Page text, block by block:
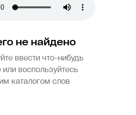
не найдено
ввести что-нибудь
или воспользуйтесь
каталогом слов